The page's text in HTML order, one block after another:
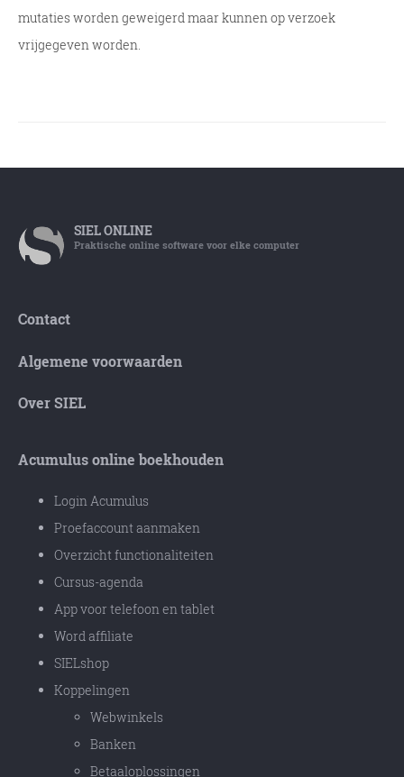
mutaties worden geweigerd maar kunnen op verzoek
vrijgegeven worden.
SIELONLINE
Praktische online software voor elke computer
Contact
Algemene voorwaarden
Over SIEL
Acumulus online boekhouden
Login Acumulus
Proefaccount aanmaken
Overzicht functionaliteiten
Cursus-agenda
App voor telefoon en tablet
Word affiliate
SIELshop
Koppelingen
Webwinkels
Banken
Betaaloplossingen